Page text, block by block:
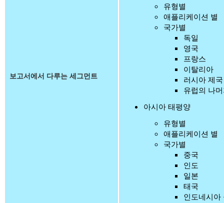
보고서에서 다루는 세그먼트
유형별
애플리케이션 별
국가별
독일
영국
프랑스
이탈리아
러시아 제국
유럽의 나
아시아 태평양
유형별
애플리케이션 별
국가별
중국
인도
일본
태국
인도네시아